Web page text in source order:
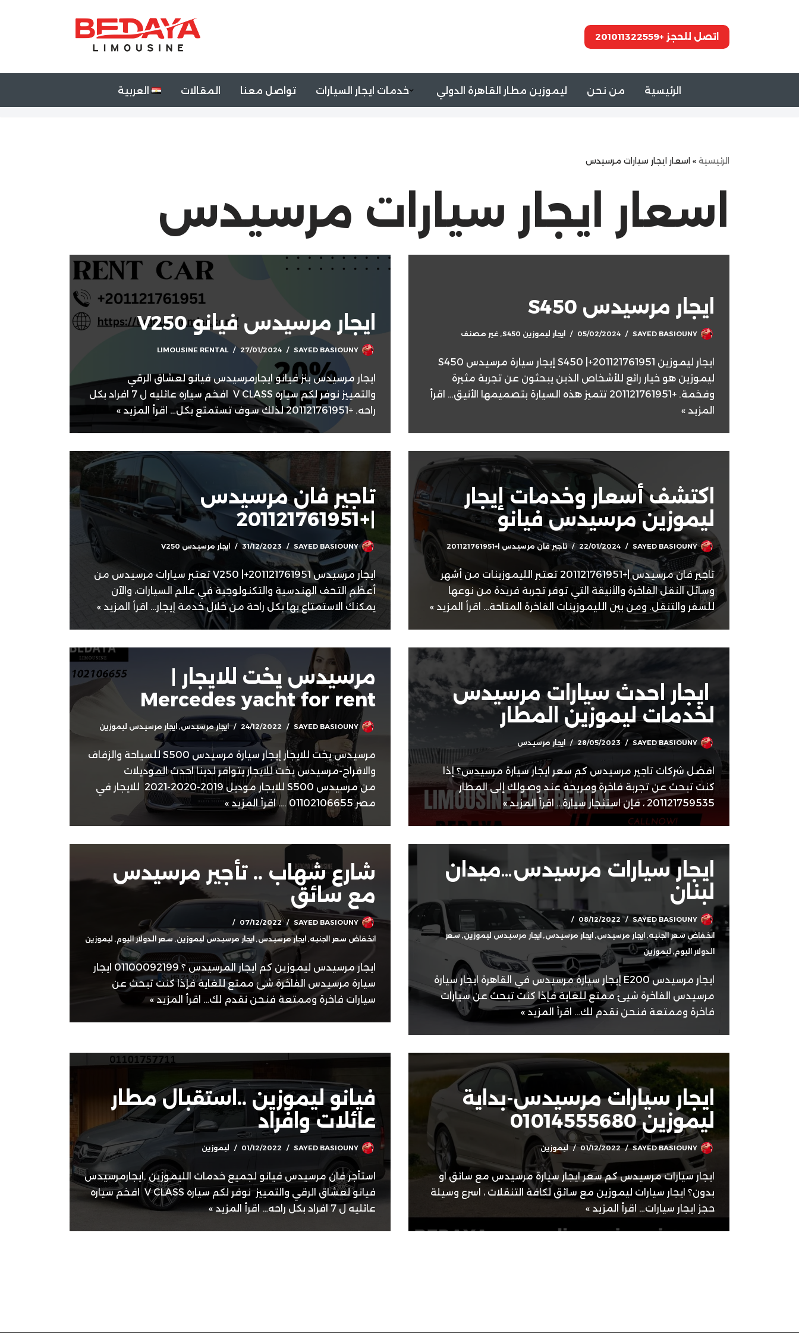
اتصل للحجز +201011322559
الرئيسية من نحن ليموزين مطار القاهرة الدولي خدمات ايجار السيارات تواصل معنا المقالات العربية
الرئيسية » اسعار ايجار سيارات مرسيدس
اسعار ايجار سيارات مرسيدس
ايجار مرسيدس S450
SAYED BASIOUNY
05/02/2024 ايجار ليموزين S450 , غير مصنف
ايجار ليموزين S450 |+201121761951 إيجار سيارة مرسيدس S450
ليموزين هو خيار رائع للأشخاص الذين يبحثون عن تجربة مثيرة
وفخمة. +201121761951 تتميز هذه السيارة بتصميمها الأنيق…
اقرأ
المزيد »
ايجار مرسيدس فيانو V250
SAYED BASIOUNY
27/01/2024
LIMOUSINE RENTAL
ايجار مرسيدس بنز فيانو ايجارمرسيدس فيانو لعشاق الرقي
والتمييز نوفر لكم سياره V CLASS افخم سياره عائليه ل 7 افراد بكل
راحه. +201121761951 لذلك سوف تستمتع بكل…
اقرأ المزيد »
اكتشف أسعار وخدمات إيجار
ليموزين مرسيدس فيانو
SAYED BASIOUNY
22/01/2024 تاجير فان مرسيدس |+201121761951
تاجير فان مرسيدس |+201121761951 تعتبر الليموزينات من أشهر
وسائل النقل الفاخرة والأنيقة التي توفر تجربة فريدة من نوعها
للسفر والتنقل. ومن بين الليموزينات الفاخرة المتاحة… اقرأ المزيد »
تاجير فان مرسيدس
|+201121761951
SAYED BASIOUNY
31/12/2023 ايجار مرسيدس V250
ايجار مرسيدس V250 |+201121761951 تعتبر سيارات مرسيدس من
أعظم التحف الهندسية والتكنولوجية في عالم السيارات، والآن
يمكنك الاستمتاع بها بكل راحة من خلال خدمة إيجار… اقرأ المزيد »
ايجار احدث سيارات مرسيدس
لخدمات ليموزين المطار
SAYED BASIOUNY
28/05/2023 ايجار مرسيدس
افضل شركات تاجير مرسيدس كم سعر ايجار سيارة مرسيدس؟ إذا
كنت تبحث عن تجربة فاخرة ومريحة عند وصولك إلى المطار
201121759535 ، فإن استئجار سيارة…
اقرأ المزيد »
مرسيدس يخت للايجار |
Mercedes yacht for rent
SAYED BASIOUNY
24/12/2022 ايجار مرسيدس, ايجار مرسيدس ليموزين
مرسيدس يخت للايجار إيجار سيارة مرسيدس S500 للسياحة والزفاف
والافراح-مرسيدس يخت للايجار يتوافر لدينا احدث الموديلات
من مرسيدس S500 للايجار موديل 2019-2020-2021 للايجار في
مصر 01102106655 .…
اقرأ المزيد »
ايجار سيارات مرسيدس…ميدان
لبنان
SAYED BASIOUNY
08/12/2022
انخفاض سعر الجنيه, ايجار مرسيدس, ايجار مرسيدس, ايجار مرسيدس ليموزين, سعر
الدولار اليوم,ليموزين
ايجار مرسيدس E200 إيجار سيارة مرسيدس في القاهرة ايجار سيارة
مرسيدس الفاخرة شيئ ممتع للغاية فإذا كنت تبحث عن سيارات
فاخرة وممتعة فنحن نقدم لك… اقرأ المزيد »
شارع شهاب .. تأجير مرسيدس
مع سائق
SAYED BASIOUNY
07/12/2022
انخفاض سعر الجنيه, ايجار مرسيدس, ايجار مرسيدس ليموزين, سعر الدولار اليوم, ليموزين
ايجار مرسيدس ليموزين كم ايجار المرسيدس ؟ 01100092199 ايجار
سيارة مرسيدس الفاخرة شئ ممتع للغاية فإذا كنت تبحث عن
سيارات فاخرة وممتعة فنحن نقدم لك… اقرأ المزيد »
ايجار سيارات مرسيدس-بداية
ليموزين 01014555680
SAYED BASIOUNY
01/12/2022 ليموزين
ايجار سيارات مرسيدس كم سعر ايجار سيارة مرسيدس مع سائق او
بدون؟ ايجار سيارات ليموزين مع سائق لكافة التنقلات ، اسرع وسيلة
حجز ايجار سيارات… اقرأ المزيد »
فيانو ليموزين ..استقبال مطار
عائلات وافراد
SAYED BASIOUNY
01/12/2022 ليموزين
استأجر فان مرسيدس فيانو لجميع خدمات الليموزين ,ايجارمرسيدس
فيانو لعشاق الرقي والتمييز نوفر لكم سياره V CLASS افخم سياره
عائليه ل 7 افراد بكل راحه…
اقرأ المزيد »